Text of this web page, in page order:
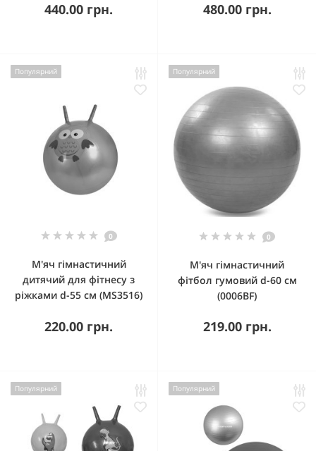
440.00 грн. 480.00 грн.
Популярний
0
М'яч гімнастичний
дитячий для фітнесу з
ріжками d-55 см (MS3516)
220.00 грн.
Популярний
0
М'яч гімнастичний
фітбол гумовий d-60 см
(0006BF)
219.00 грн.
Популярний Популярний